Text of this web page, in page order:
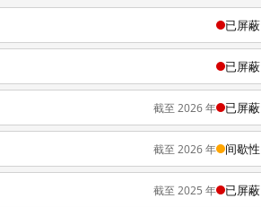
已屏蔽
已屏蔽
截至 2026 年 已屏蔽
截至 2026 年 间歇性
截至 2025 年 已屏蔽